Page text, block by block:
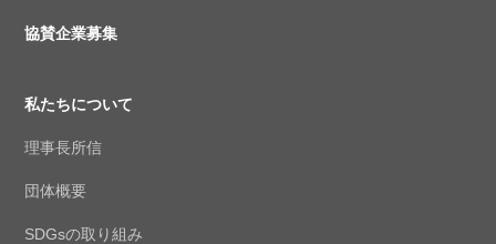
協賛企業募集
私たちについて
理事長所信
団体概要
SDGsの取り組み